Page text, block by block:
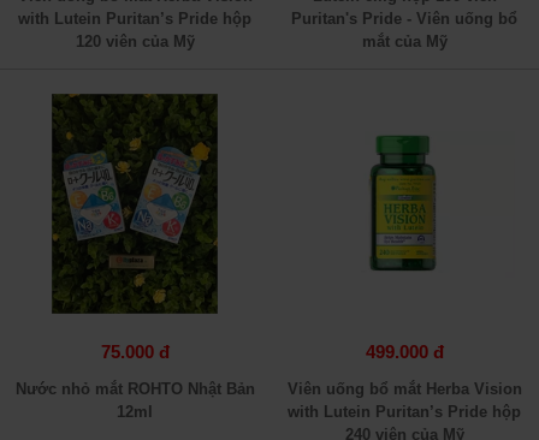
with Lutein Puritan’s Pride hộp
120 viên của Mỹ
Puritan's Pride - Viên uống bổ
mắt của Mỹ
75.000 đ
Nước nhỏ mắt ROHTO Nhật Bản
12ml
499.000 đ
Viên uống bổ mắt Herba Vision
with Lutein Puritan’s Pride hộp
240 viên của Mỹ